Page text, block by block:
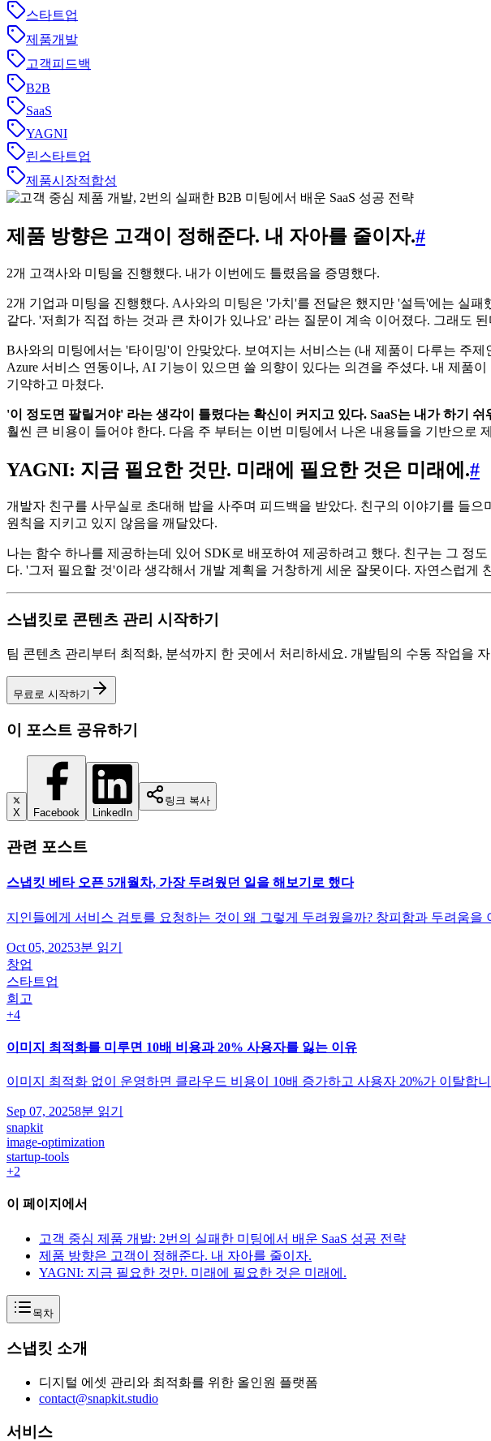
스타트업
제품개발
고객피드백
B2B
SaaS
YAGNI
린스타트업
제품시장적합성
제품 방향은 고객이 정해준다. 내 자아를 줄이자.#
2개 고객사와 미팅을 진행했다. 내가 이번에도 틀렸음을 증명했다.
2개 기업과 미팅을 진행했다. A사와의 미팅은 '가치'를 전달은 했지만 '설득'에는 실
같다. '저희가 직접 하는 것과 큰 차이가 있나요' 라는 질문이 계속 이어졌다. 그래도
B사와의 미팅에서는 '타이밍'이 안맞았다. 보여지는 서비스는 (내 제품이 다루는 주
Azure 서비스 연동이나, AI 기능이 있으면 쓸 의향이 있다는 의견을 주셨다. 내 제품
기약하고 마쳤다.
'이 정도면 팔릴거야' 라는 생각이 틀렸다는 확신이 커지고 있다. SaaS는 내가 하기
훨씬 큰 비용이 들어야 한다. 다음 주 부터는 이번 미팅에서 나온 내용들을 기반으로
YAGNI: 지금 필요한 것만. 미래에 필요한 것은 미래에.#
개발자 친구를 사무실로 초대해 밥을 사주며 피드백을 받았다. 친구의 이야기를 들
원칙을 지키고 있지 않음을 깨달았다.
나는 함수 하나를 제공하는데 있어 SDK로 배포하여 제공하려고 했다. 친구는 그 정
다. '그저 필요할 것'이라 생각해서 개발 계획을 거창하게 세운 잘못이다. 자연스럽게
스냅킷로 콘텐츠 관리 시작하기
팀 콘텐츠 관리부터 최적화, 분석까지 한 곳에서 처리하세요. 개발팀의 수동 작업을
무료로 시작하기
이 포스트 공유하기
X Facebook LinkedIn
링크 복사
관련 포스트
스냅킷 베타 오픈 5개월차, 가장 두려웠던 일을 해보기로 했다
지인들에게 서비스 검토를 요청하는 것이 왜 그렇게 두려웠을까? 창피함과 두려움
Oct 05, 20253분 읽기
창업
스타트업
회고
+4
이미지 최적화를 미루면 10배 비용과 20% 사용자를 잃는 이유
이미지 최적화 없이 운영하면 클라우드 비용이 10배 증가하고 사용자 20%가 이탈합
Sep 07, 20258분 읽기
snapkit
image-optimization
startup-tools
+2
이 페이지에서
고객 중심 제품 개발: 2번의 실패한 미팅에서 배운 SaaS 성공 전략
제품 방향은 고객이 정해준다. 내 자아를 줄이자.
YAGNI: 지금 필요한 것만. 미래에 필요한 것은 미래에.
목차
스냅킷 소개
디지털 에셋 관리와 최적화를 위한 올인원 플랫폼
contact@snapkit.studio
서비스